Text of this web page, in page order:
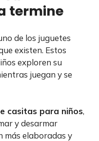
termine
de los juguetes
existen. Estos
exploren su
juegan y se
casitas para niños,
y desarmar
más elaboradas y